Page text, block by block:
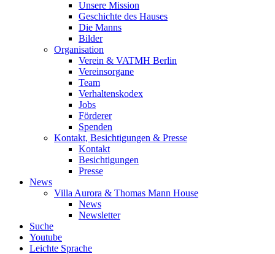
Unsere Mission
Geschichte des Hauses
Die Manns
Bilder
Organisation
Verein & VATMH Berlin
Vereinsorgane
Team
Verhaltenskodex
Jobs
Förderer
Spenden
Kontakt, Besichtigungen & Presse
Kontakt
Besichtigungen
Presse
News
Villa Aurora & Thomas Mann House
News
Newsletter
Suche
Youtube
Leichte Sprache